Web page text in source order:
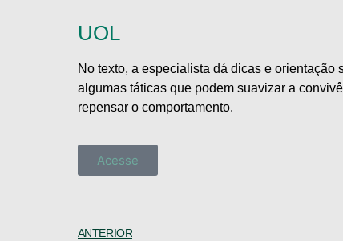
UOL
No texto, a especialista dá dicas e
algumas táticas que podem suavizar a
repensar o comportamento.
Acesse
ANTERIOR